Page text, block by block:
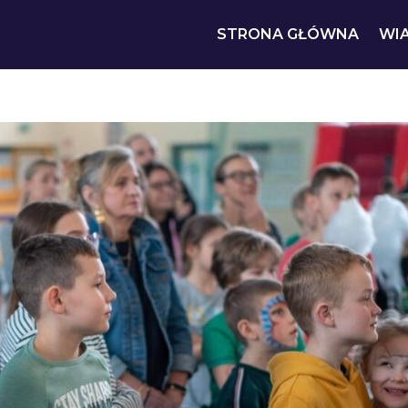
STRONA GŁÓWNA